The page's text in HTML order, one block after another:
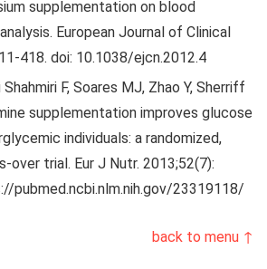
supplementation on blood
European Journal of Clinical
418. doi: 10.1038/ejcn.2012.4
F, Soares MJ, Zhao Y, Sherriff
supplementation improves glucose
individuals: a randomized,
over trial. Eur J Nutr. 2013;52(7):
pubmed.ncbi.nlm.nih.gov/23319118/
back to menu ↑